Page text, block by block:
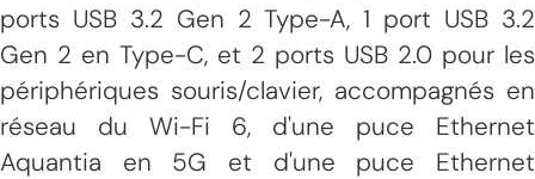
ports USB 3.2 Gen 2 Type-A, 1 port USB 3.2
Gen 2 en Type-C, et 2 ports USB 2.0 pour les
périphériques souris/clavier, accompagnés en
réseau du Wi-Fi 6, d'une puce Ethernet
Aquantia en 5G et d'une puce Ethernet